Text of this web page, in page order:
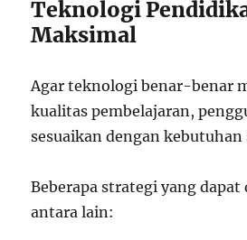
Teknologi
Maksimal
Agar teknologi benar-benar
kualitas pembelajaran,
sesuaikan dengan kebutuhan
Beberapa strategi yang
antara lain: